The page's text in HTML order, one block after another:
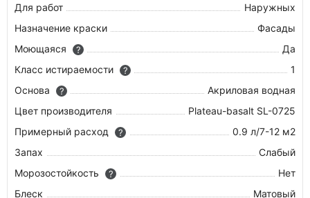
Для работ
Наружных
Назначение краски
Фасады
Моющаяся
?
Да
Класс истираемости
?
1
Основа
?
Акриловая водная
Цвет производителя
Plateau-basalt SL-0725
Примерный расход
?
0.9 л/7-12 м2
Запах
Слабый
Морозостойкость
?
Нет
Блеск
Матовый